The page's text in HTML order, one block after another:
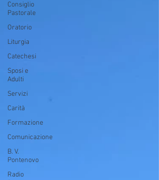
Consiglio
Pastorale
Oratorio
Liturgia
Catechesi
Sposi e
Adulti
Servizi
Carità
Formazione
Comunicazione
B. V.
Pontenovo
Radio